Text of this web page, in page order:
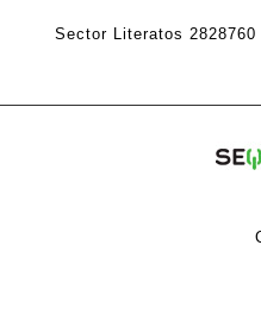
Sector Literatos 28